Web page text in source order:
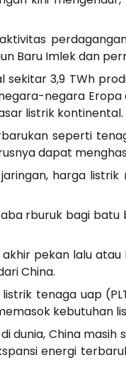
Baru Imlek dan
3,9 TWh
negara Eropa
listrik kontinental.
seperti
dapat
harga
rburuk bagi
pekan lalu
China.
tenaga uap
kebutuhan
dunia, China
energi